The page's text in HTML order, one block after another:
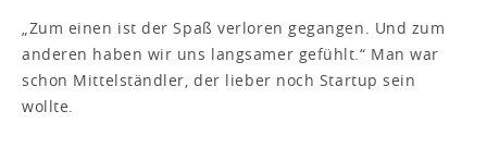
„Zum einen ist der Spaß verloren gegangen. Und zum
anderen haben wir uns langsamer gefühlt.“ Man war
schon Mittelständler, der lieber noch Startup sein
wollte.